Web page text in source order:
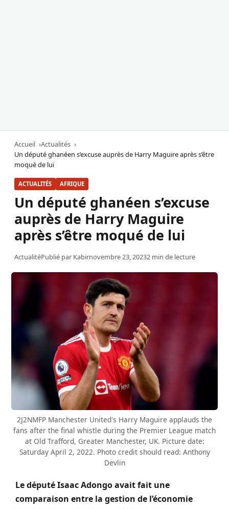
Accueil
Actualités
Un député ghanéen s’excuse auprès de Harry Maguire après s’être
moqué de lui
ACTUALITÉS AFRIQUE
Un député ghanéen s’excuse
auprès de Harry Maguire
après s’être moqué de lui
ActualitéPublié par Kabirnovembre 23, 20232 min de lecture
2J2NMFP Manchester United's Harry Maguire applauds the
fans after the final whistle during the Premier League match
at Old Trafford, Greater Manchester, UK. Picture date:
Saturday April 2, 2022. Photo credit should read: Anthony
Devlin
Le député Isaac Adongo avait fait une
comparaison entre la gestion de l’économie